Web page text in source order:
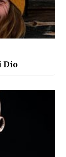
Dio